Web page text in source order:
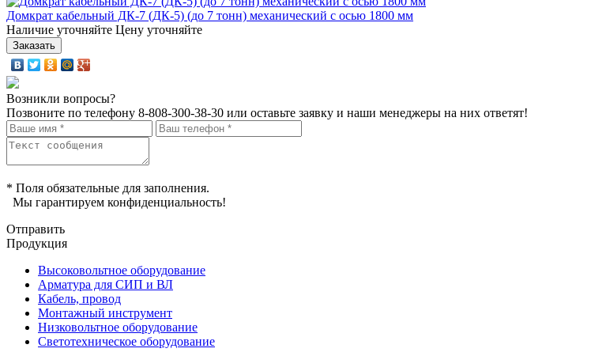
Домкрат кабельный ДК-7 (ДК-5) (до 7 тонн) механический с осью 1800 мм
Наличие уточняйте Цену уточняйте
Возникли вопросы?
Позвоните по телефону 8-808-300-38-30 или оставьте заявку и наши менеджеры на них ответят!
* Поля обязательные для заполнения.
Мы гарантируем конфиденциальность!
Отправить
Продукция
Высоковольтное оборудование
Арматура для СИП и ВЛ
Кабель, провод
Монтажный инструмент
Низковольтное оборудование
Светотехническое оборудование